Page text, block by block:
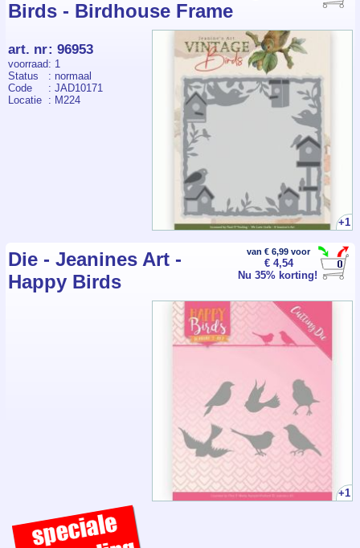
Birds - Birdhouse Frame
+1
art. nr: 96953
voorraad: 1
Status
: normaal
Code
: JAD10171
Locatie : M224
van € 6,99 voor
€ 4,54
Nu 35% korting!
Die - Jeanines Art -
Happy Birds
+1